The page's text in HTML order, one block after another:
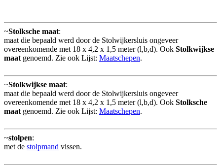
~Stolksche maat:
maat die bepaald werd door de Stolwijkersluis ongeveer
overeenkomende met 18 x 4,2 x 1,5 meter (l,b,d). Ook Stolkwijkse
maat genoemd. Zie ook Lijst: Maatschepen.
~Stolkwijkse maat:
maat die bepaald werd door de Stolwijkersluis ongeveer
overeenkomende met 18 x 4,2 x 1,5 meter (l,b,d). Ook Stolksche
maat genoemd. Zie ook Lijst: Maatschepen.
~stolpen:
met de stolpmand vissen.